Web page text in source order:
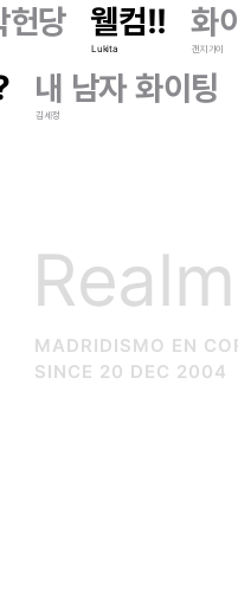
헌당 웰컴!!
Lukita
화
갠지가이
내 남자 화이팅
김세정
MADRIDISMO EN
SINCE 20 DEC 2004